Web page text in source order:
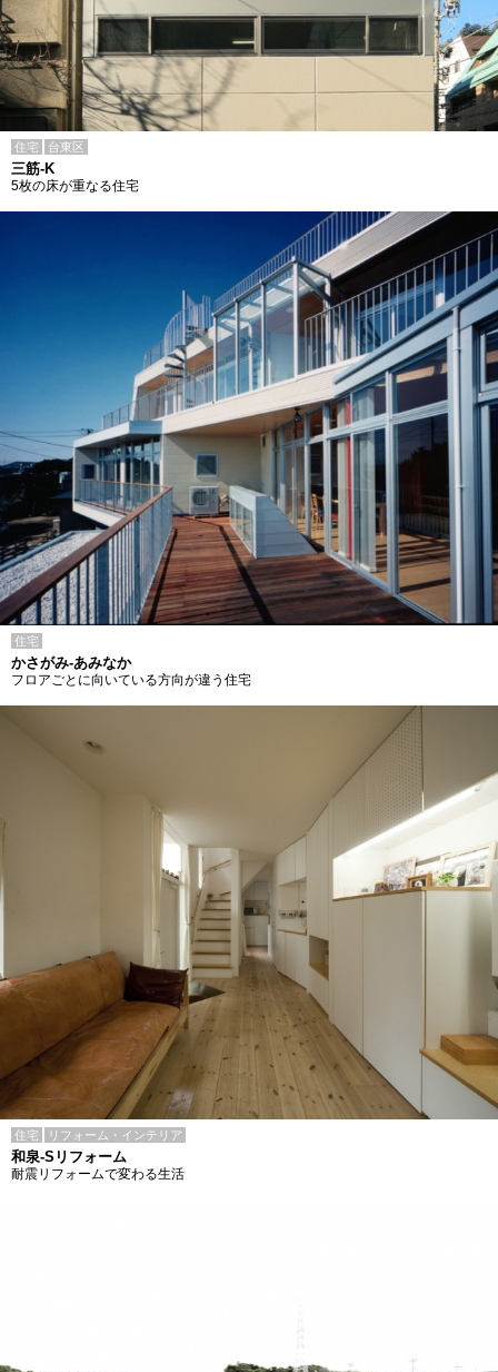
住宅 台東区
三筋-K
5枚の床が重なる住宅
住宅
かさがみ-あみなか
フロアごとに向いている方向が違う住宅
住宅 リフォーム・インテリア
和泉-Sリフォーム
耐震リフォームで変わる生活